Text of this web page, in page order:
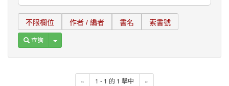
不限欄位 作者 / 編者 書名 索書號
查詢 Toggle Dropdown
« 1 - 1 的 1 擊中 »